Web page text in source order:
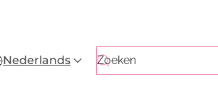
Nederlands